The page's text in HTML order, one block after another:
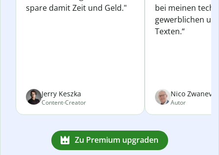
spare damit Zeit und Geld."
Jerry Keszka
Content-Creator
bei meinen
gewerblichen
Texten.“
Nico
Autor
Zu Premium upgraden